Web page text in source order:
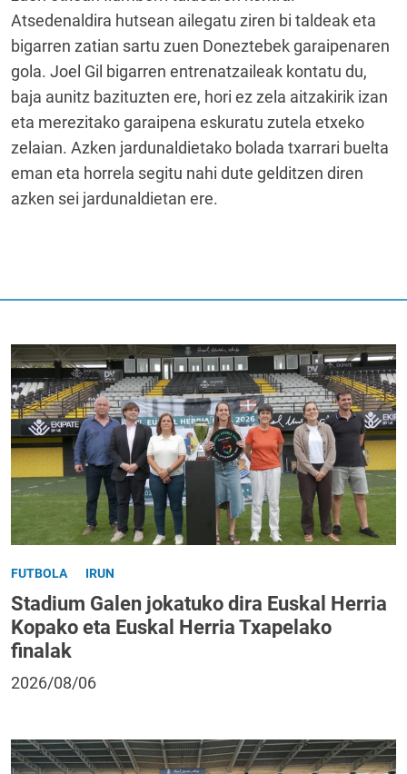
Atsedenaldira hutsean ailegatu ziren bi taldeak eta
bigarren zatian sartu zuen Doneztebek garaipenaren
gola. Joel Gil bigarren entrenatzaileak kontatu du,
baja aunitz bazituzten ere, hori ez zela aitzakirik izan
eta merezitako garaipena eskuratu zutela etxeko
zelaian. Azken jardunaldietako bolada txarrari buelta
eman eta horrela segitu nahi dute gelditzen diren
azken sei jardunaldietan ere.
FUTBOLA IRUN
Stadium Galen jokatuko dira Euskal Herria
Kopako eta Euskal Herria Txapelako
finalak
2026/08/06